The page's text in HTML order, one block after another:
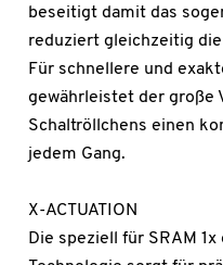
beseitigt damit das
reduziert gleichzeitig
Für schnellere und
gewährleistet der große
Schaltröllchens einen
jedem Gang.
X-ACTUATION
Die speziell für SRAM